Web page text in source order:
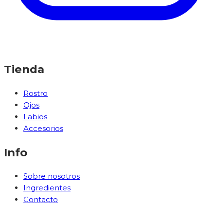
Tienda
Rostro
Ojos
Labios
Accesorios
Info
Sobre nosotros
Ingredientes
Contacto